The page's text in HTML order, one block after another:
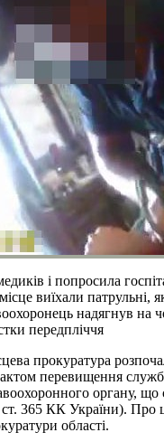
і попросила
виїхали патрульні,
надягнув на
передпліччя
прокуратура
перевищення
органу, що
365 КК України). Про
області.